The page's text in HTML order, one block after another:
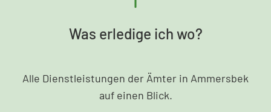
Was erledige ich wo?
Alle Dienstleistungen der Ämter in Ammersbek
auf einen Blick.